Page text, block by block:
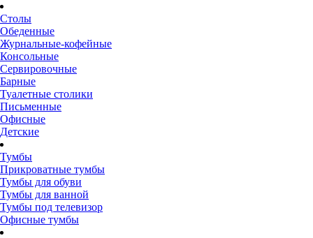
Столы
Обеденные
Журнальные-кофейные
Консольные
Сервировочные
Барные
Туалетные столики
Письменные
Офисные
Детские
Тумбы
Прикроватные тумбы
Тумбы для обуви
Тумбы для ванной
Тумбы под телевизор
Офисные тумбы